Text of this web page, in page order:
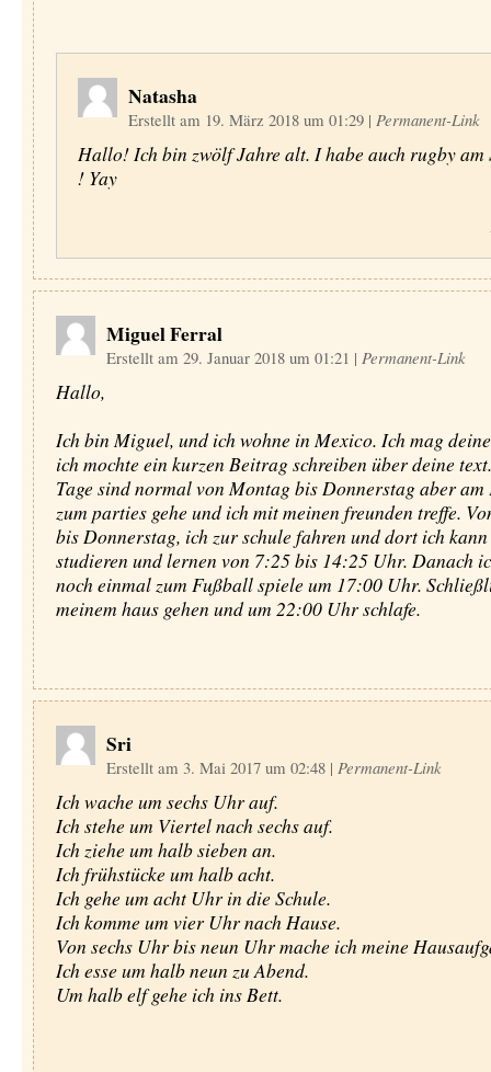
Natasha
Erstellt am 19. März 2018 um 01:29 | Permanent-Link
Hallo! Ich bin zwölf Jahre alt. I habe auch rugby am
! Yay
Miguel Ferral
Erstellt am 29. Januar 2018 um 01:21 | Permanent-Link
Hallo,
Ich bin Miguel, und ich wohne in Mexico. Ich mag
ich mochte ein kurzen Beitrag schreiben über deine
Tage sind normal von Montag bis Donnerstag aber
zum parties gehe und ich mit meinen freunden treffe.
bis Donnerstag, ich zur schule fahren und dort ich
studieren und lernen von 7:25 bis 14:25 Uhr. Danach
noch einmal zum Fußball spiele um 17:00 Uhr.
meinem haus gehen und um 22:00 Uhr schlafe.
Sri
Erstellt am 3. Mai 2017 um 02:48 | Permanent-Link
Ich wache um sechs Uhr auf.
Ich stehe um Viertel nach sechs auf.
Ich ziehe um halb sieben an.
Ich frühstücke um halb acht.
Ich gehe um acht Uhr in die Schule.
Ich komme um vier Uhr nach Hause.
Von sechs Uhr bis neun Uhr mache ich meine
Ich esse um halb neun zu Abend.
Um halb elf gehe ich ins Bett.